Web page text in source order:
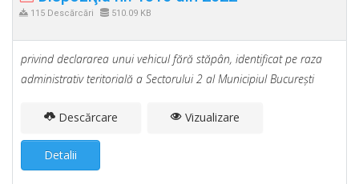
115 Descărcări 510.09 KB
privind declararea unui vehicul fără stăpân, identificat pe raza
administrativ teritorială a Sectorului 2 al Municipiul Bucureşti
Descărcare Vizualizare
Detalii